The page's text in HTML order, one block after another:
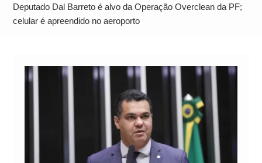
Alto
Deputado Dal Barreto é alvo da Operação Overclean da PF;
celular é apreendido no aeroporto